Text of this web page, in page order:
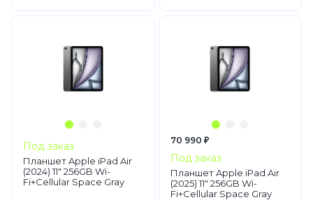
Под заказ
Планшет Apple iPad Air
(2024) 11" 256GB Wi-
Fi+Cellular Space Gray
70 990 ₽
Под заказ
Планшет Apple iPad Air
(2025) 11" 256GB Wi-
Fi+Cellular Space Gray